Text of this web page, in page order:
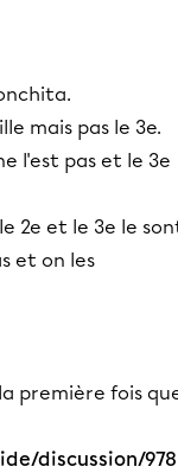
mais pas le 3e.
l'est pas et le 3e
2e et le 3e le
et on les
première fois
discussion/